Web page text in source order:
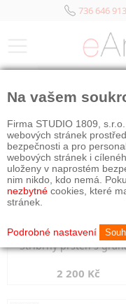
736 646 913
Stříbrný prsten s
2 200 Kč
Na vašem
Firma STUDIO 1809,
webových stránek
bezpečnosti a pro
webových stránek i
uloženy v naprostém
nim nikdo, kdo nemá.
nezbytné cookies, které
stránek.
Podrobné nastavení